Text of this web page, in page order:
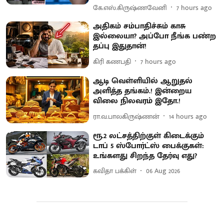
கே.எஸ்.கிருஷ்ணவேனி 7 hours ago
அதிகம் சம்பாதிச்சும் காசு
இல்லையா? அப்போ நீங்க பண்ற
தப்பு இதுதான்!
கிரி கணபதி 7 hours ago
ஆடி வெள்ளியில் ஆறுதல்
அளித்த தங்கம்.! இன்றைய
விலை நிலவரம் இதோ.!
ரா.வ.பாலகிருஷ்ணன் 14 hours ago
ரூ.2 லட்சத்திற்குள் கிடைக்கும்
டாப் 5 ஸ்போர்ட்ஸ் பைக்குகள்:
உங்களது சிறந்த தேர்வு எது?
கவிதா பக்கிள் 06 Aug 2026